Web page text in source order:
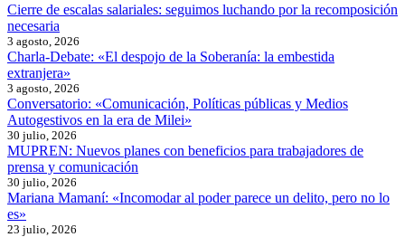
Cierre de escalas salariales: seguimos luchando por la recomposición
necesaria
3 agosto, 2026
Charla-Debate: «El despojo de la Soberanía: la embestida
extranjera»
3 agosto, 2026
Conversatorio: «Comunicación, Políticas públicas y Medios
Autogestivos en la era de Milei»
30 julio, 2026
MUPREN: Nuevos planes con beneficios para trabajadores de
prensa y comunicación
30 julio, 2026
Mariana Mamaní: «Incomodar al poder parece un delito, pero no lo
es»
23 julio, 2026